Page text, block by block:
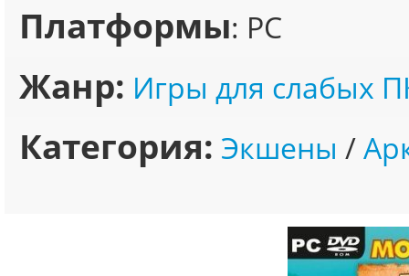
Платформы: PC
Жанр: Игры для слабых
Категория: Экшены /